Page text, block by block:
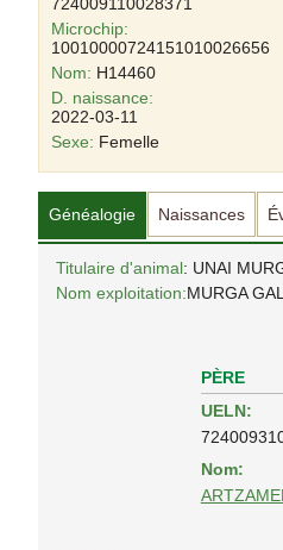
Microchip:
10010000724151010026656
Nom: H14460
D. naissance:
2022-03-11
Sexe: Femelle
Généalogie Naissances
Titulaire d'animal: UNAI
Nom exploitation:MURGA
PÈRE
UELN:
Nom: